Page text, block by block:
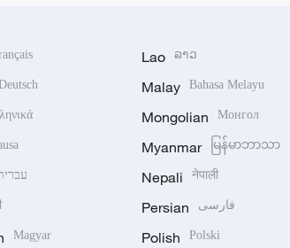
Magyar
Lao ລາວ
Malay Bahasa Melayu
Mongolian Монгол
Myanmar မြန်မာဘာသာ
Nepali नेपाली
Persian فارسی
Polish Polski